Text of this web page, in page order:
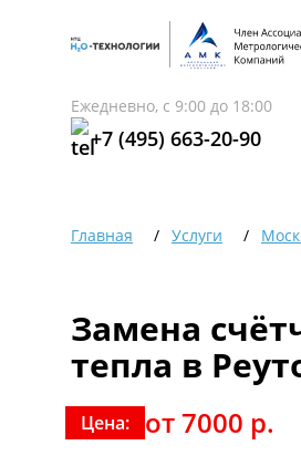
Ежедневно, с 9:00 до 18:00
+7 (495) 663-20-90
Главная Услуги
Замена
тепла в
Цена: от 7000 р.